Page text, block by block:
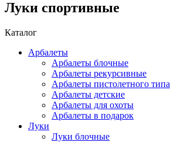
Луки спортивные
Каталог
Арбалеты
Арбалеты блочные
Арбалеты рекурсивные
Арбалеты пистолетного типа
Арбалеты детские
Арбалеты для охоты
Арбалеты в подарок
Луки
Луки блочные